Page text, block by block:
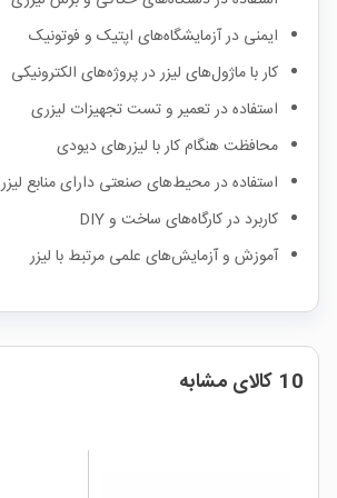
ایمنی در آزمایشگاه‌های اپتیک و فوتونیک
کار با ماژول‌های لیزر در پروژه‌های الکترونیکی
استفاده در تعمیر و تست تجهیزات لیزری
محافظت هنگام کار با لیزرهای دیودی
استفاده در محیط‌های صنعتی دارای منابع لیزر
کاربرد در کارگاه‌های ساخت و DIY
آموزش و آزمایش‌های علمی مرتبط با لیزر
10 کالای مشابه